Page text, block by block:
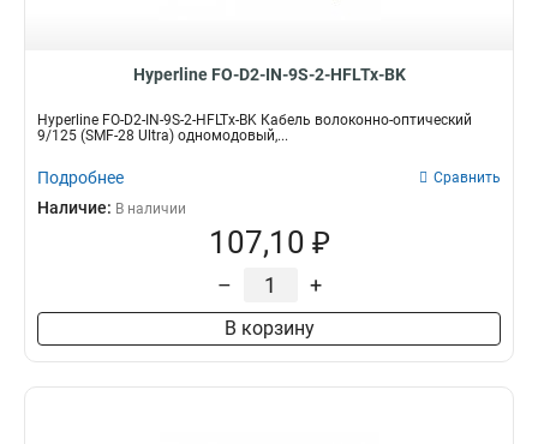
Hyperline FO-D2-IN-9S-2-HFLTx-BK
Hyperline FO-D2-IN-9S-2-HFLTx-BK Кабель волоконно-оптический
9/125 (SMF-28 Ultra) одномодовый,...
Подробнее Сравнить
Наличие: В наличии
107,10 ₽
– +
В корзину